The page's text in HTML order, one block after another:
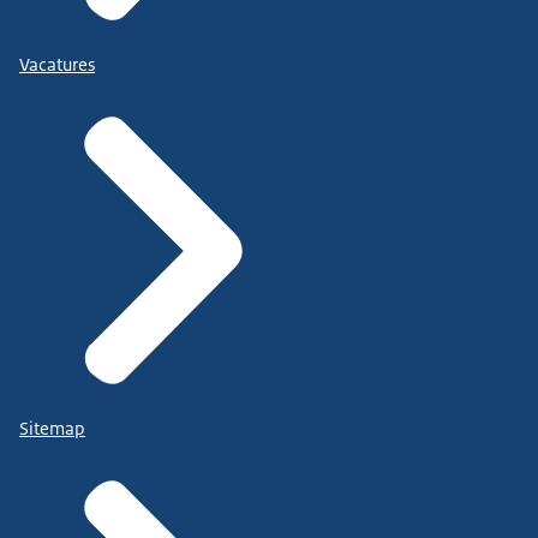
Vacatures
Sitemap